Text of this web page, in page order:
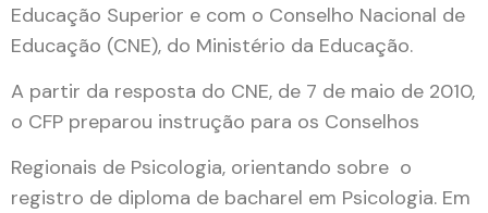
Educação Superior e com o Conselho Nacional de
Educação (CNE), do Ministério da Educação.
A partir da resposta do CNE, de 7 de maio de 2010,
o CFP preparou instrução para os Conselhos
Regionais de Psicologia, orientando sobre o
registro de diploma de bacharel em Psicologia. Em